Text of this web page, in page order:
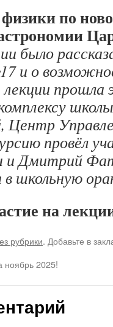
по
было
и о
прошла
Центр
провёл
и Дмитрий
в школьную
на
рубрики. Добавьте в
ноябрь 2025!